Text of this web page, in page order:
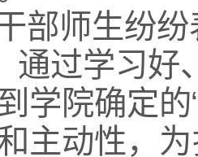
部师生纷
通过学习
学院确定
主动性，